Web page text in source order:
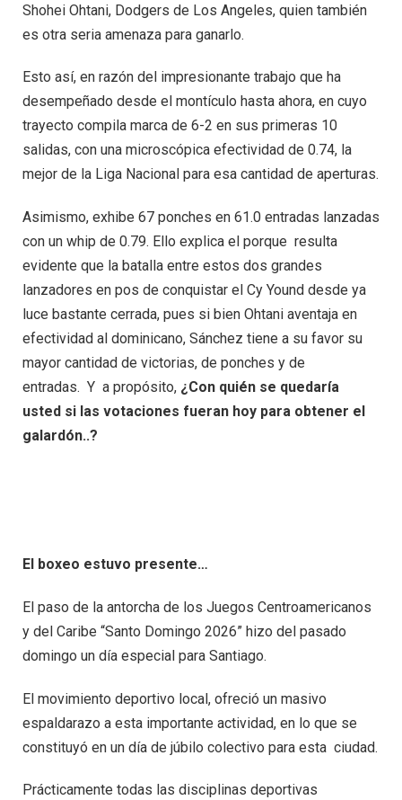
Shohei Ohtani, Dodgers de Los Angeles, quien también
es otra seria amenaza para ganarlo.
Esto así, en razón del impresionante trabajo que ha
desempeñado desde el montículo hasta ahora, en cuyo
trayecto compila marca de 6-2 en sus primeras 10
salidas, con una microscópica efectividad de 0.74, la
mejor de la Liga Nacional para esa cantidad de aperturas.
Asimismo, exhibe 67 ponches en 61.0 entradas lanzadas
con un whip de 0.79. Ello explica el porque resulta
evidente que la batalla entre estos dos grandes
lanzadores en pos de conquistar el Cy Yound desde ya
luce bastante cerrada, pues si bien Ohtani aventaja en
efectividad al dominicano, Sánchez tiene a su favor su
mayor cantidad de victorias, de ponches y de
entradas. Y a propósito, ¿Con quién se quedaría
usted si las votaciones fueran hoy para obtener el
galardón..?
El boxeo estuvo presente…
El paso de la antorcha de los Juegos Centroamericanos
y del Caribe “Santo Domingo 2026” hizo del pasado
domingo un día especial para Santiago.
El movimiento deportivo local, ofreció un masivo
espaldarazo a esta importante actividad, en lo que se
constituyó en un día de júbilo colectivo para esta ciudad.
Prácticamente todas las disciplinas deportivas